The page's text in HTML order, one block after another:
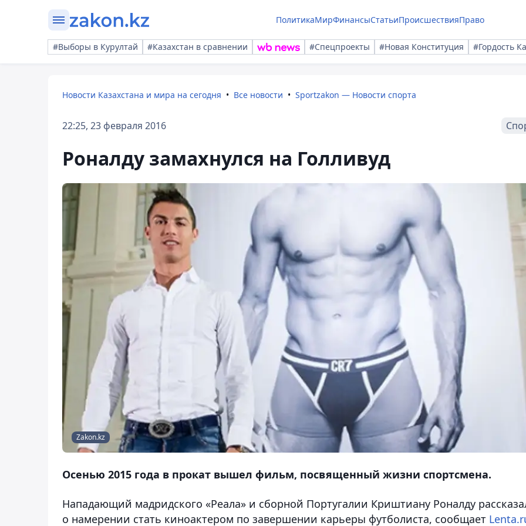
ПолитикаМирФинансыСтатьиПроисшествияПраво
#Выборы в Курултай #Казахстан в сравнении #Спецпроекты #Новая Конституция #Гордость
Новости Казахстана и мира на сегодня Все новости Sportzakon — Новости спорта
22:25, 23 февраля 2016
Роналду замахнулся на Голливуд
Zakon.kz
Осенью 2015 года в прокат вышел фильм, посвященный жизни спортсмена.
Нападающий мадридского «Реала» и сборной Португалии Криштиану Роналду
о намерении стать киноактером по завершении карьеры футболиста, сообщает